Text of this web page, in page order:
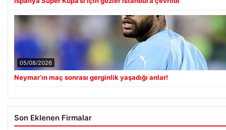
05/08/2026
Neymar’ın maç sonrası gerginlik yaşadığı anlar!
Son Eklenen Firmalar